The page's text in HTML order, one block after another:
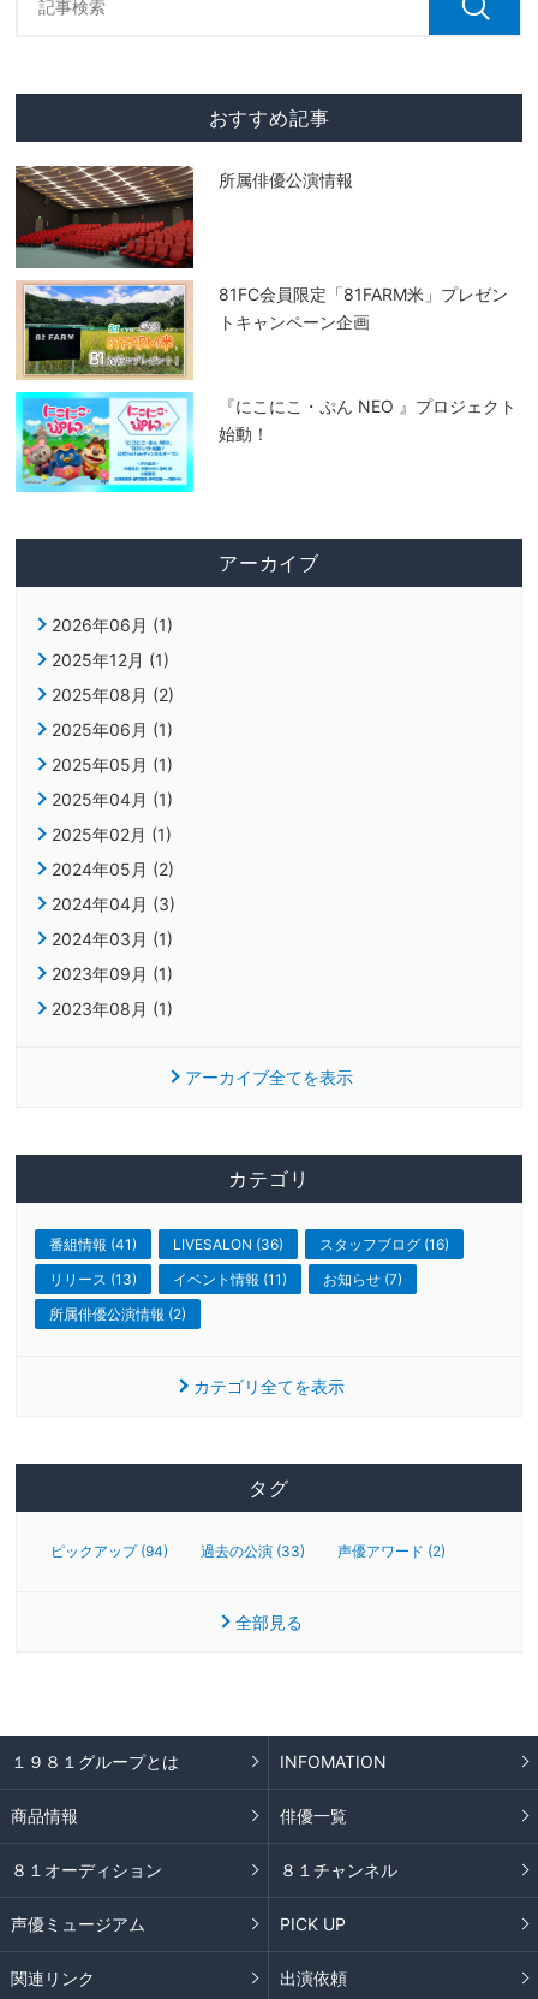
おすすめ記事
所属俳優公演情報
81FC会員限定「81FARM米」プレゼン
トキャンペーン企画
『にこにこ・ぷん NEO 』プロジェクト
始動！
アーカイブ
2026年06月 (1)
2025年12月 (1)
2025年08月 (2)
2025年06月 (1)
2025年05月 (1)
2025年04月 (1)
2025年02月 (1)
2024年05月 (2)
2024年04月 (3)
2024年03月 (1)
2023年09月 (1)
2023年08月 (1)
アーカイブ全てを表示
カテゴリ
番組情報 (41) LIVESALON (36)
スタッフブログ (16)
リリース (13)
イベント情報 (11)
お知らせ (7)
所属俳優公演情報 (2)
カテゴリ全てを表示
タグ
ピックアップ (94) 過去の公演 (33) 声優アワード (2)
全部見る
１９８１グループとは INFOMATION
商品情報 俳優一覧
８１オーディション ８１チャンネル
声優ミュージアム PICK UP
関連リンク 出演依頼